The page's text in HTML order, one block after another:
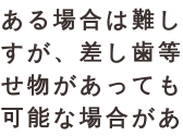
ある場合は難
すが、差し歯
せ物があって
可能な場合があ